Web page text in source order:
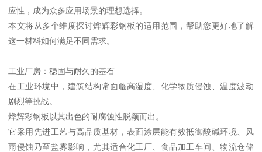
应性，成为众多应用场景的理想选择。
本文将从多个维度探讨烨辉彩钢板的适用范围，帮助您更好地了解
这一材料如何满足不同需求。
工业厂房：稳固与耐久的基石
在工业环境中，建筑结构常面临高湿度、化学物质侵蚀、温度波动
剧烈等挑战。
烨辉彩钢板以其出色的耐腐蚀性脱颖而出。
它采用先进工艺与高品质基材，表面涂层能有效抵御酸碱环境、风
雨侵蚀乃至盐雾影响，尤其适合化工厂、食品加工车间、物流仓储